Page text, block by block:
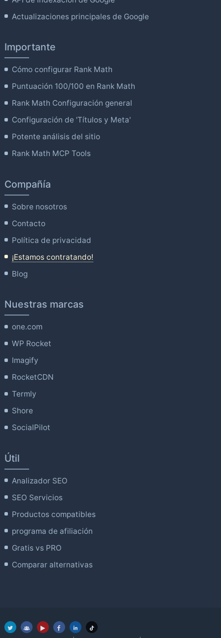
Actualizaciones principales de Google
Importante
Cómo configurar Rank Math
Puntuación 100/100 en Rank Math
Rank Math Configuración general
Configuración de 'Títulos y Meta'
Potente análisis del sitio
Rank Math MCP Tools
Compañía
Sobre nosotros
Contacto
Política de privacidad
¡Estamos contratando!
Blog
Nuestras marcas
one.com
WP Rocket
Imagify
RocketCDN
Termly
Shore
SocialPilot
Útil
Analizador SEO
SEO Servicios
Productos compatibles
programa de afiliación
Gratis vs PRO
Comparar alternativas